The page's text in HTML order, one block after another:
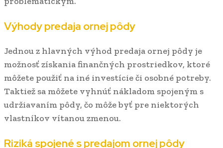
Výhody predaja ornej pôdy
Jednou z hlavných výhod predaja ornej pôdy je
možnosť získania finančných prostriedkov, ktoré
môžete použiť na iné investície či osobné potreby.
Taktiež sa môžete vyhnúť nákladom spojeným s
udržiavaním pôdy, čo môže byť pre niektorých
vlastníkov vítanou zmenou.
Riziká spojené s predajom ornej pôdy